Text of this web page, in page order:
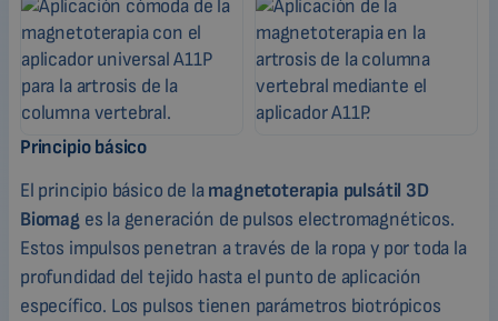
Principio básico
El principio básico de lamagnetoterapia pulsátil 3D
Biomages la generación de pulsos electromagnéticos.
Estos impulsos penetran a través de la ropa y por toda la
profundidad del tejido hasta el punto de aplicación
específico. Los pulsos tienen parámetros biotrópicos